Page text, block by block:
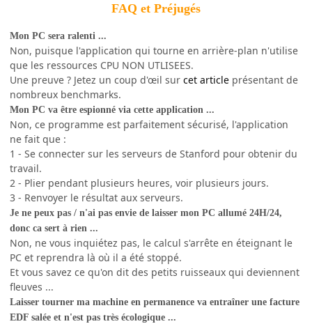
FAQ et Préjugés
Mon PC sera ralenti ...
Non, puisque l'application qui tourne en arrière-plan n'utilise
que les ressources CPU NON UTLISEES.
Une preuve ? Jetez un coup d'œil sur cet article présentant de
nombreux benchmarks.
Mon PC va être espionné via cette application ...
Non, ce programme est parfaitement sécurisé, l'application
ne fait que :
1 - Se connecter sur les serveurs de Stanford pour obtenir du
travail.
2 - Plier pendant plusieurs heures, voir plusieurs jours.
3 - Renvoyer le résultat aux serveurs.
Je ne peux pas / n'ai pas envie de laisser mon PC allumé 24H/24,
donc ca sert à rien ...
Non, ne vous inquiétez pas, le calcul s'arrête en éteignant le
PC et reprendra là où il a été stoppé.
Et vous savez ce qu'on dit des petits ruisseaux qui deviennent
fleuves ...
Laisser tourner ma machine en permanence va entraîner une facture
EDF salée et n'est pas très écologique ...